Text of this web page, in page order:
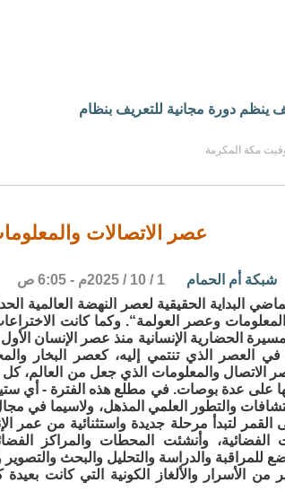
ينظم دورة مجانية للتعريف بنظام
عصر الاتصالات
شبكة أم الحمام
1 / 10 / 2025م - 6:05 ص
البداية الحقيقية لعصر النهضة العالمية
وعصر العولمة“. وكما كانت الاختراعات
الحضارية الإنسانية منذ عصر الإنسان
العصر الذي تنتمي إليه، كعصر البخار
الاتصال والمعلومات الذي جعل من العالم، كل
على عدة بوصات. في مطلع هذه الفترة - أي
والتطور العلمي المذهل، ولاسيما في
لتبدأ مرحلة جديدة واستثنائية من عمر
الفضائية، وأنشئت المحطات والمراكز
للمراقبة والدراسة والتحليل والبحث
من الأسرار والألغاز الكونية التي كانت